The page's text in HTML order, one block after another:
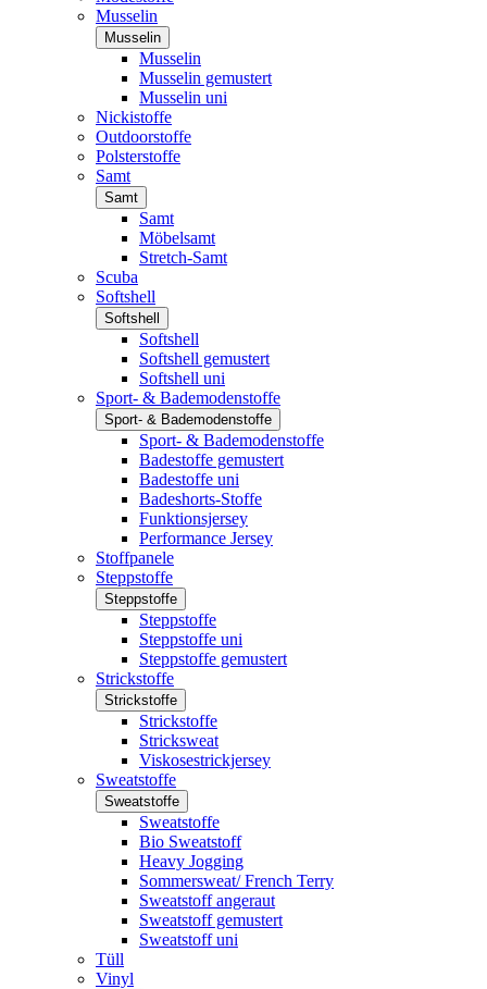
Musselin
Musselin
Musselin
Musselin gemustert
Musselin uni
Nickistoffe
Outdoorstoffe
Polsterstoffe
Samt
Samt
Samt
Möbelsamt
Stretch-Samt
Scuba
Softshell
Softshell
Softshell
Softshell gemustert
Softshell uni
Sport- & Bademodenstoffe
Sport- & Bademodenstoffe
Sport- & Bademodenstoffe
Badestoffe gemustert
Badestoffe uni
Badeshorts-Stoffe
Funktionsjersey
Performance Jersey
Stoffpanele
Steppstoffe
Steppstoffe
Steppstoffe
Steppstoffe uni
Steppstoffe gemustert
Strickstoffe
Strickstoffe
Strickstoffe
Stricksweat
Viskosestrickjersey
Sweatstoffe
Sweatstoffe
Sweatstoffe
Bio Sweatstoff
Heavy Jogging
Sommersweat/ French Terry
Sweatstoff angeraut
Sweatstoff gemustert
Sweatstoff uni
Tüll
Vinyl